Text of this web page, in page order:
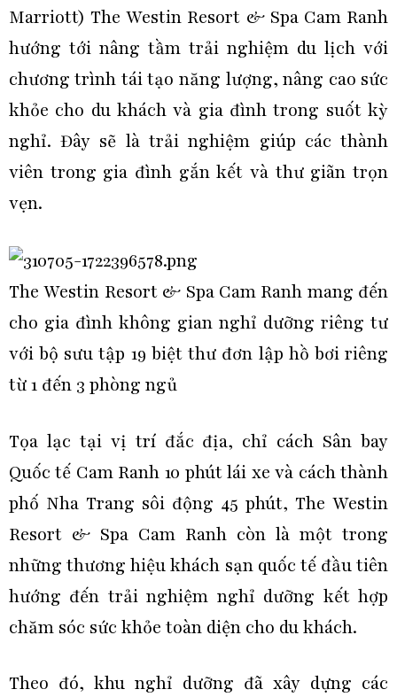
Marriott) The Westin Resort & Spa Cam Ranh
hướng tới nâng tầm trải nghiệm du lịch với
chương trình tái tạo năng lượng, nâng cao sức
khỏe cho du khách và gia đình trong suốt kỳ
nghỉ. Đây sẽ là trải nghiệm giúp các thành
viên trong gia đình gắn kết và thư giãn trọn
vẹn.
The Westin Resort & Spa Cam Ranh mang đến
cho gia đình không gian nghỉ dưỡng riêng tư
với bộ sưu tập 19 biệt thư đơn lập hồ bơi riêng
từ 1 đến 3 phòng ngủ
Tọa lạc tại vị trí đắc địa, chỉ cách Sân bay
Quốc tế Cam Ranh 10 phút lái xe và cách thành
phố Nha Trang sôi động 45 phút, The Westin
Resort & Spa Cam Ranh còn là một trong
những thương hiệu khách sạn quốc tế đầu tiên
hướng đến trải nghiệm nghỉ dưỡng kết hợp
chăm sóc sức khỏe toàn diện cho du khách.
Theo đó, khu nghỉ dưỡng đã xây dựng các